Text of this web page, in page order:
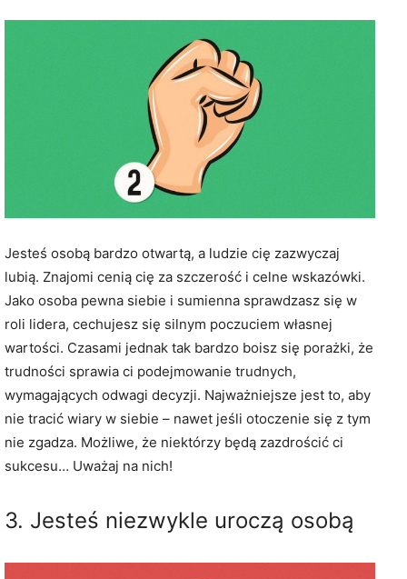
Jesteś osobą bardzo otwartą, a ludzie cię zazwyczaj
lubią. Znajomi cenią cię za szczerość i celne wskazówki.
Jako osoba pewna siebie i sumienna sprawdzasz się w
roli lidera, cechujesz się silnym poczuciem własnej
wartości. Czasami jednak tak bardzo boisz się porażki, że
trudności sprawia ci podejmowanie trudnych,
wymagających odwagi decyzji. Najważniejsze jest to, aby
nie tracić wiary w siebie – nawet jeśli otoczenie się z tym
nie zgadza. Możliwe, że niektórzy będą zazdrościć ci
sukcesu… Uważaj na nich!
3. Jesteś niezwykle uroczą osobą